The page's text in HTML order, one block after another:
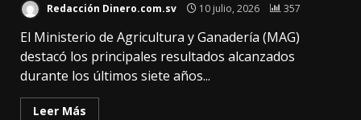
Redacción Dinero.com.sv 10 julio, 2026 357
El Ministerio de Agricultura y Ganadería (MAG)
destacó los principales resultados alcanzados
durante los últimos siete años...
Leer Más